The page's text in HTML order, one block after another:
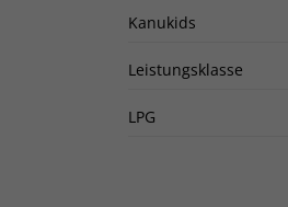
Kanukids
Leistungsklasse
LPG